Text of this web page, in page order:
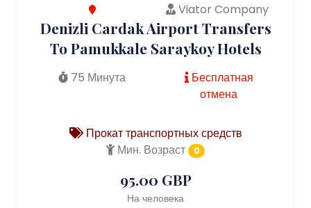
Viator Company
Denizli Cardak Airport Transfers
To Pamukkale Saraykoy Hotels
75 Минута
Бесплатная
отмена
Прокат транспортных средств
Мин. Возраст
0
95.00 GBP
На человека